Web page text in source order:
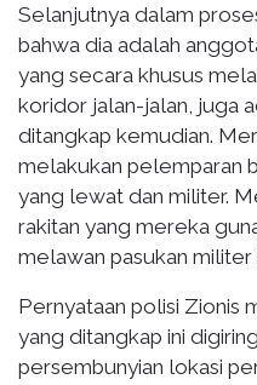
Selanjutnya dalam
bahwa dia adalah
yang secara khusus
koridor jalan-jalan, juga
ditangkap kemudian.
melakukan pelemparan
yang lewat dan militer.
rakitan yang mereka
melawan pasukan militer
Pernyataan polisi Zionis
yang ditangkap ini
persembunyian lokasi